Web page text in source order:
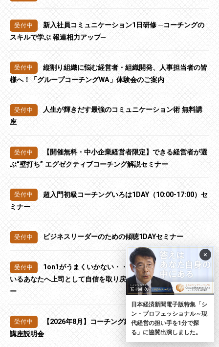
新入社員コミュニケーション1日研修 ─コーチングの
スキルで学ぶ 報連相力アップ─
縦割り組織に悩む経営者・組織開発、人事担当者の皆
様へ！「グループコーチングWA」体験会のご案内
人生が輝きだす最強のコミュニケーション術 無料講
座
【開催無料・中小企業経営者限定】できる経営者が選
ぶ“壁打ち” エグゼクティブコーチング解説セミナー
超入門初級コーチングいろは1DAY（10:00-17:00）セ
ミナー
ビジネスリーダーのための傾聴1DAYセミナー
1on1がうまくいかない・・なんとかしたいと思って
いるあなたへ上司として自信を取り戻す1on1スキル向上セミナ
ー
【2026年8月】コーチング経営アカデミー コーチ養成
講座説明会
×
日本経済新聞電子版特集「シ
ン・プロフェッショナル～現
代経営の担い手を1分で探
る」に協賛出演しました。